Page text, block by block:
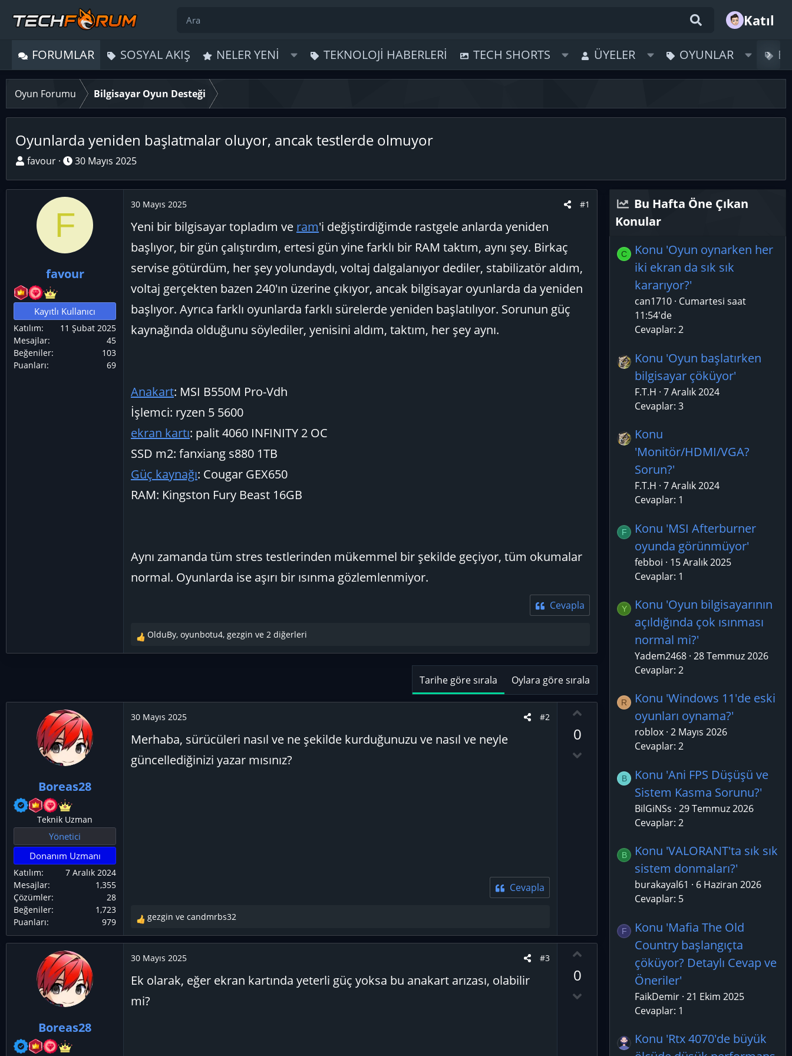
Katıl
FORUMLAR SOSYAL AKIŞ NELER YENI TEKNOLOJI HABERLERI TECH SHORTS ÜYELER OYUNLAR
Oyun Forumu Bilgisayar Oyun Desteği
Oyunlarda yeniden başlatmalar oluyor, ancak testlerde olmuyor
K
n
l
a
a
n
favour
B
ş
l
ç
a
r
i
30 Mayıs 2025
F
favour
Kayıtlı Kullanıcı
Katılım
11 Şubat 2025
Mesajlar
45
Beğeniler
103
Puanları
69
30 Mayıs 2025 #1
Yeni bir bilgisayar topladım ve ram'i değiştirdiğimde rastgele anlarda yeniden
başlıyor, bir gün çalıştırdım, ertesi gün yine farklı bir RAM taktım, aynı şey. Birkaç
servise götürdüm, her şey yolundaydı, voltaj dalgalanıyor dediler, stabilizatör aldım,
voltaj gerçekten bazen 240'ın üzerine çıkıyor, ancak bilgisayar oyunlarda da yeniden
başlıyor. Ayrıca farklı oyunlarda farklı sürelerde yeniden başlatılıyor. Sorunun güç
kaynağında olduğunu söylediler, yenisini aldım, taktım, her şey aynı.
Anakart: MSI B550M Pro-Vdh
İşlemci: ryzen 5 5600
ekran kartı: palit 4060 INFINITY 2 OC
SSD m2: fanxiang s880 1TB
Güç kaynağı: Cougar GEX650
RAM: Kingston Fury Beast 16GB
Aynı zamanda tüm stres testlerinden mükemmel bir şekilde geçiyor, tüm okumalar
normal. Oyunlarda ise aşırı bir ısınma gözlemlenmiyor.
Cevapla
T
e
l
e
:
OlduBy, oyunbotu4, gezgin ve 2 diğerleri
Tarihe göre sırala Oylara göre sırala
Boreas28
Teknik Uzman
Yönetici
Donanım Uzmanı
Katılım
7 Aralık 2024
Mesajlar
1,355
Çözümler
28
Beğeniler
1,723
Puanları
979
30 Mayıs 2025 #2
Merhaba, sürücüleri nasıl ve ne şekilde kurduğunuzu ve nasıl ve neyle
güncellediğinizi yazar mısınız?
Cevapla
T
e
p
k
l
e
r
gezgin ve candmrbs32
0
Boreas28
30 Mayıs 2025 #3
Ek olarak, eğer ekran kartında yeterli güç yoksa bu anakart arızası, olabilir
mi?
0
Bu Hafta Öne Çıkan
Konular
C
Konu 'Oyun oynarken her
iki ekran da sık sık
kararıyor?'
can1710 Cumartesi saat
11:54'de
Cevaplar: 2
Konu 'Oyun başlatırken
bilgisayar çöküyor'
F.T.H 7 Aralık 2024
Cevaplar: 3
Konu
'Monitör/HDMI/VGA?
Sorun?'
F.T.H 7 Aralık 2024
Cevaplar: 1
F
Konu 'MSI Afterburner
oyunda görünmüyor'
febboi
15 Aralık 2025
Cevaplar: 1
Y
Konu 'Oyun bilgisayarının
açıldığında çok ısınması
normal mi?'
Yadem2468 28 Temmuz 2026
Cevaplar: 2
R
Konu 'Windows 11'de eski
oyunları oynama?'
roblox 2 Mayıs 2026
Cevaplar: 2
B
Konu 'Ani FPS Düşüşü ve
Sistem Kasma Sorunu?'
BilGiNSs 29 Temmuz 2026
Cevaplar: 2
B
Konu 'VALORANT'ta sık sık
sistem donmaları?'
burakayal61
6 Haziran 2026
Cevaplar: 5
F
Konu 'Mafia The Old
Country başlangıçta
çöküyor? Detaylı Cevap ve
Öneriler'
FaikDemir 21 Ekim 2025
Cevaplar: 1
Konu 'Rtx 4070'de büyük